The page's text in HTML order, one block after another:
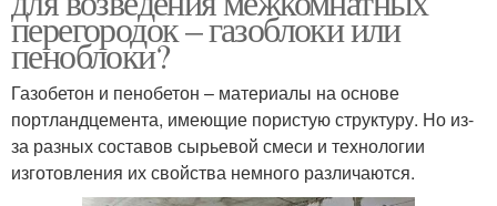
перегородок – газоблоки или
пеноблоки?
Газобетон и пенобетон – материалы на основе
портландцемента, имеющие пористую структуру. Но из-
за разных составов сырьевой смеси и технологии
изготовления их свойства немного различаются.